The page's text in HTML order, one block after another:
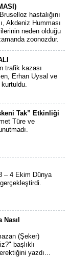
hastalığını
Akdeniz Humması
neden olduğu
zoonozdur.
trafik kazası
Erhan Uysal ve
Tak” Etkinliği
Türe ve
– 4 Ekim Dünya
(Şeker)
başlıklı
yazdı...